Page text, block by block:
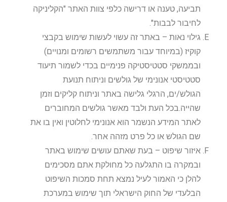
תביעה, טענה או דרישה כלפי צוות האתר "הקליניקה
לחיבור לבבות".
גילוי נאות – באתר זה עשוי לעשות שימוש בקבצי
קוקיז (במיוחד עבור משתמשים רשומים ומנויים)
ובממשקי סטטיסטיקה פנימיים בכדי לשמור תיעוד
סטטיסטי אנונימי של גולשים וניתוח תנועת
הגולש/ים, הרגלי גלישה באתר וניתוח קליקים וזמן
שהייה.בכל העת ולבד מאשר גולשים המחוברים
לאתר המידע הנשמר הוא אנונימי לחלוטין ואין בו את
שם הגולש או כל פרט מזהה אחר.
איזור שיפוט – בעת שאתם עושים שימוש באתר
ובמקרה בו התגלעה כל מחולקת אתם מסכימים
להלן כי האמור לעיל נמצא תחת סמכות השיפוט
הבלעדי של החוק הישראלי תוך שימוש במערכת